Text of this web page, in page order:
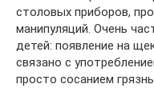
столовых приборов,
манипуляций. Очень
детей: появление на
связано с
просто сосанием